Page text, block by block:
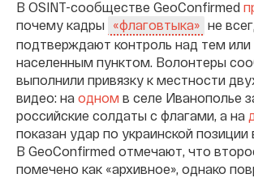
В OSINT-сообществе GeoConfirmed
почему кадры
«флаговтыка» не
подтверждают контроль над тем
населенным пунктом. Волонтеры
выполнили привязку к местности
видео: на одном в селе Иванополье
российские солдаты с флагами, а на
показан удар по украинской
В GeoСonfirmed отмечают, что
помечено как «архивное», однако